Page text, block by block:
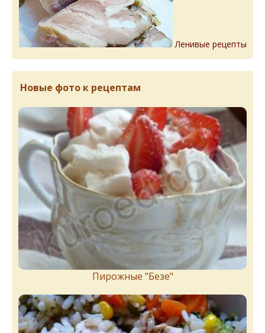
Ленивые рецепты
Новые фото к рецептам
Пирожныe "Бeзe"